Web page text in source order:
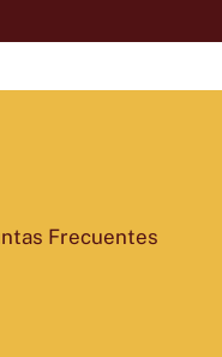
Frecuentes